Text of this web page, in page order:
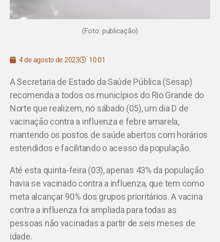
(Foto: publicação)
4 de agosto de 2023 10:01
A Secretaria de Estado da Saúde Pública (Sesap)
recomenda a todos os municípios do Rio Grande do
Norte que realizem, no sábado (05), um dia D de
vacinação contra a influenza e febre amarela,
mantendo os postos de saúde abertos com horários
estendidos e facilitando o acesso da população.
Até esta quinta-feira (03), apenas 43% da população
havia se vacinado contra a influenza, que tem como
meta alcançar 90% dos grupos prioritários. A vacina
contra a influenza foi ampliada para todas as
pessoas não vacinadas a partir de seis meses de
idade.